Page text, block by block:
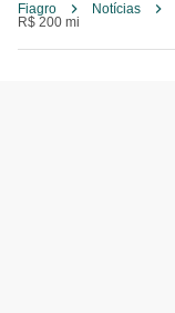
Fiagro Notícias
R$ 200 mi